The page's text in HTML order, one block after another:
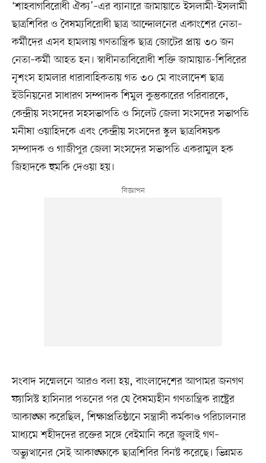
‘শাহবাগবিরোধী ঐক্য’–এর ব্যানারে জামায়াতে ইসলামী-ইসলামী
ছাত্রশিবির ও বৈষম্যবিরোধী ছাত্র আন্দোলনের একাংশের নেতা–
কর্মীদের এসব হামলায় গণতান্ত্রিক ছাত্র জোটের প্রায় ৩০ জন
নেতা–কর্মী আহত হন। স্বাধীনতাবিরোধী শক্তি জামায়াত-শিবিরের
নৃশংস হামলার ধারাবাহিকতায় গত ৩০ মে বাংলাদেশ ছাত্র
ইউনিয়নের সাধারণ সম্পাদক শিমুল কুম্ভকারের পরিবারকে,
কেন্দ্রীয় সংসদের সহসভাপতি ও সিলেট জেলা সংসদের সভাপতি
মনীষা ওয়াহিদকে এবং কেন্দ্রীয় সংসদের স্কুল ছাত্রবিষয়ক
সম্পাদক ও গাজীপুর জেলা সংসদের সভাপতি একরামুল হক
জিহাদকে হুমকি দেওয়া হয়।
সংবাদ সম্মেলনে আরও বলা হয়, বাংলাদেশের আপামর জনগণ
ফ্যাসিস্ট হাসিনার পতনের পর যে বৈষম্যহীন গণতান্ত্রিক রাষ্ট্রের
আকাঙ্ক্ষা করেছিল, শিক্ষাপ্রতিষ্ঠানে সন্ত্রাসী কর্মকাণ্ড পরিচালনার
মাধ্যমে শহীদদের রক্তের সঙ্গে বেইমানি করে জুলাই গণ–
অভ্যুত্থানের সেই আকাঙ্ক্ষাকে ছাত্রশিবির বিনষ্ট করেছে। ভিন্নমত